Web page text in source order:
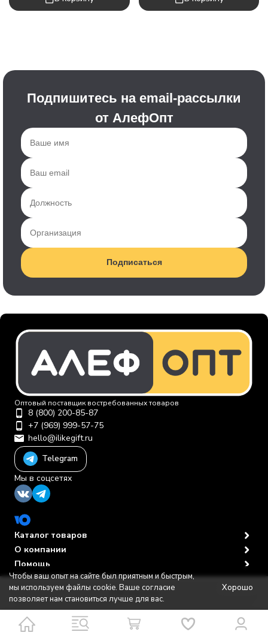
В корзину
Подпишитесь на email-рассылки
от АлефОпт
Подписаться
Оптовый поставщик востребованных товаров
8 (800) 200-85-87
+7 (969) 999-57-75
hello@ilikegift.ru
Telegram
Мы в соцсетях
Каталог товаров
О компании
Помощь
Политика персональных данных
© 2012-2026 ООО "Первая торговая компания"
Чтобы ваш опыт на сайте был приятным и быстрым,
мы используем файлы cookie. Ваше согласие
позволяет нам становиться лучше для вас.
Хорошо